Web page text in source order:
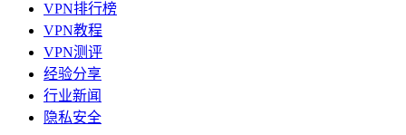
VPN排行榜
VPN教程
VPN测评
经验分享
行业新闻
隐私安全